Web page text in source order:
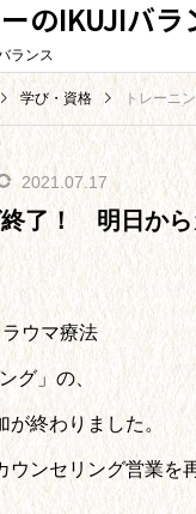
のIKUJIバラ
ランス
学び・資格 トレーニング終了
2021.07.17
終了！ 明日から
ウマ療法
グ」の、
終わりました。
ウンセリング営業を